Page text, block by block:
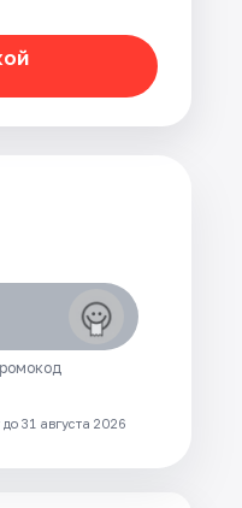
до 31 августа 2026